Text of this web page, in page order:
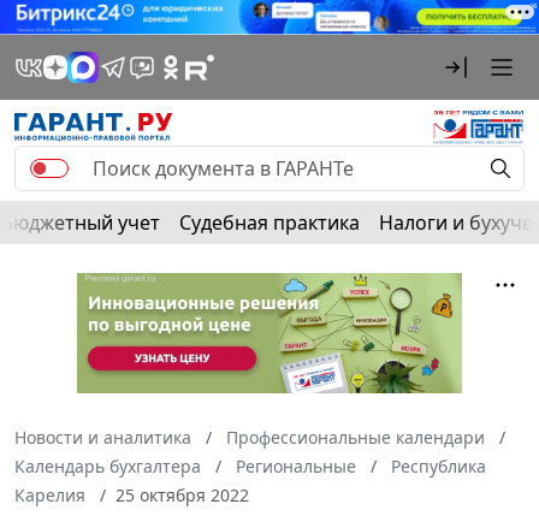
Бюджетный учет Судебная практика Налоги и
Новости и аналитика
Профессиональные календари
Календарь бухгалтера
Региональные
Республика
Карелия
25 октября 2022